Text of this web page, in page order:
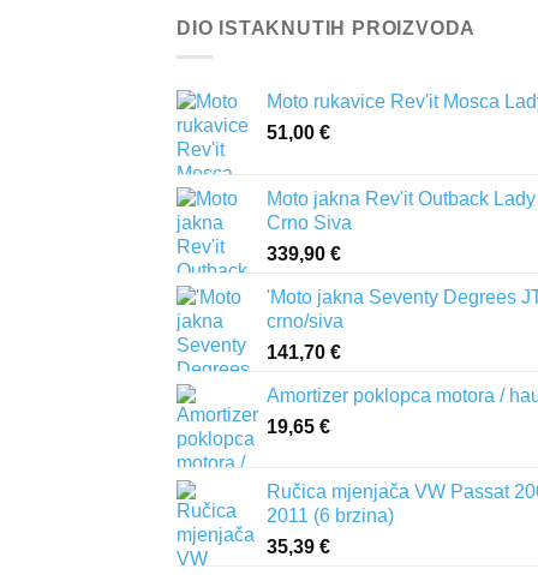
DIO ISTAKNUTIH PROIZVODA
Moto rukavice Rev'it Mosca
51,00 €
Moto jakna Rev'it Outback Lady
Crno Siva
339,90 €
'Moto jakna Seventy Degrees
crno/siva
141,70 €
Amortizer poklopca motora /
19,65 €
Ručica mjenjača VW Passat
2011 (6 brzina)
35,39 €